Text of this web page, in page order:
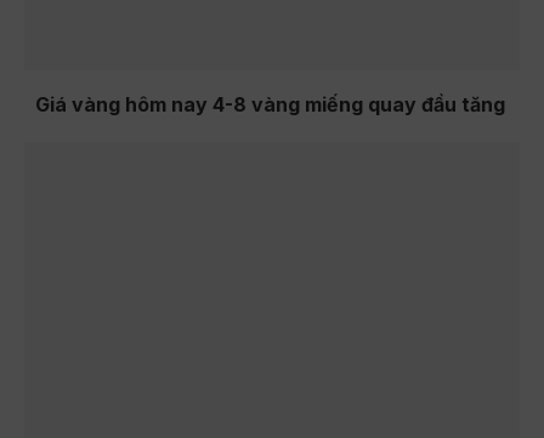
Giá vàng hôm nay 4-8 vàng miếng quay đầu tăng